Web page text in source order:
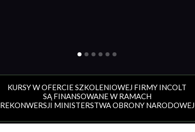
KURSY W OFERCIE SZKOLENIOWEJ FIRMY INCOLT
SĄ FINANSOWANE W RAMACH
REKONWERSJI MINISTERSTWA OBRONY NARODOWEJ